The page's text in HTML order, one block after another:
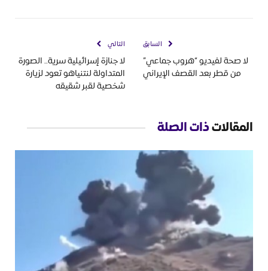
السابق
لا صحة لفيديو “هروب جماعي”
من قطر بعد القصف الإيراني
التالي
لا جنازة إسرائيلية سرية.. الصورة
المتداولة لنتنياهو تعود لزيارة
شخصية لقبر شقيقه
المقالاتذات الصلة